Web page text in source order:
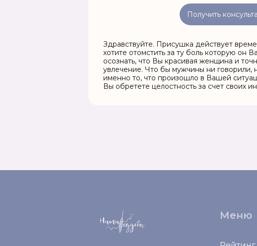
Получить
Здравствуйте. Присушка действует
хотите отомстить за ту боль которую он
осознать, что Вы красивая женщина и
увлечение. Что бы мужчины ни говорили,
именно то, что произошло в Вашей
Вы обретете целостность за счет своих
Меню